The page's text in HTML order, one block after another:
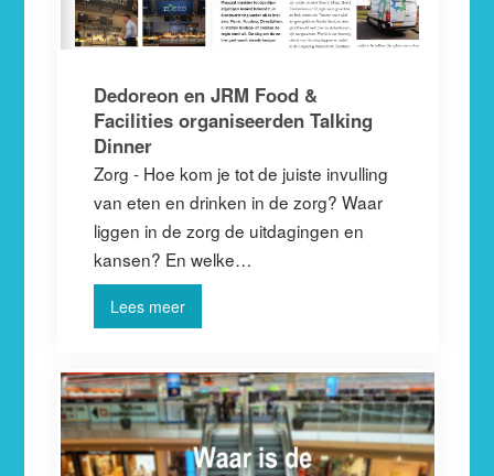
Dedoreon en JRM Food &
Facilities organiseerden Talking
Dinner
Zorg - Hoe kom je tot de juiste invulling
van eten en drinken in de zorg? Waar
liggen in de zorg de uitdagingen en
kansen? En welke…
Lees meer